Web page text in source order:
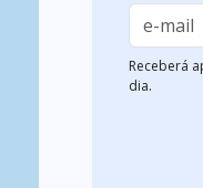
Receberá
dia.